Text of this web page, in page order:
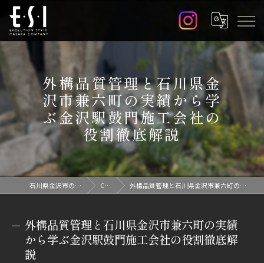
外構品質管理と石川県金
沢市兼六町の実績から学
ぶ金沢駅鼓門施工会社の
役割徹底解説
石川県金沢市の外構なら株式会社E.S.I Column 外構品質管理と石川県金沢市兼六町の実績から学ぶ金沢駅鼓門施工会社の役割徹底解説
外構品質管理と石川県金沢市兼六町の実績
から学ぶ金沢駅鼓門施工会社の役割徹底解
説